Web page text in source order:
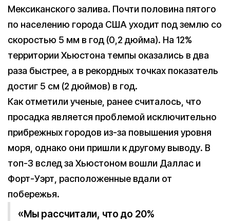
Мексиканского залива. Почти половина пятого
по населению города США уходит под землю со
скоростью 5 мм в год (0,2 дюйма). На 12%
территории Хьюстона темпы оказались в два
раза быстрее, а в рекордных точках показатель
достиг 5 см (2 дюймов) в год.
Как отметили ученые, ранее считалось, что
просадка является проблемой исключительно
прибрежных городов из-за повышения уровня
моря, однако они пришли к другому выводу. В
топ-3 вслед за Хьюстоном вошли Даллас и
Форт-Уэрт, расположенные вдали от
побережья.
«Мы рассчитали, что до 20%